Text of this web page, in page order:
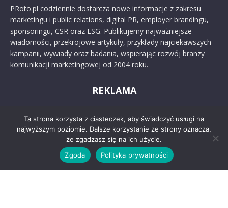
PRoto.pl codziennie dostarcza nowe informacje z zakresu
marketingu i public relations, digital PR, employer brandingu,
sponsoringu, CSR oraz ESG. Publikujemy najważniejsze
wiadomości, przekrojowe artykuły, przykłady najciekawszych
kampanii, wywiady oraz badania, wspierając rozwój branży
komunikacji marketingowej od 2004 roku.
REKLAMA
KONTAKT
SOCIAL MEDIA
Ta strona korzysta z ciasteczek, aby świadczyć usługi na
najwyższym poziomie. Dalsze korzystanie ze strony oznacza,
że zgadzasz się na ich użycie.
Zgoda
Polityka prywatności